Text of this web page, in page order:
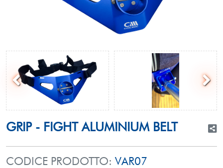
GRIP - FIGHT ALUMINIUM BELT
CODICE PRODOTTO: VAR07